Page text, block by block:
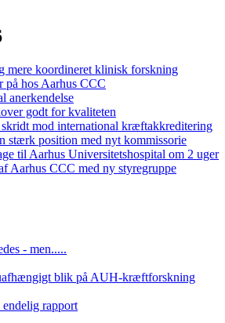
mere koordineret klinisk forskning
på hos Aarhus CCC
anerkendelse
godt for kvaliteten
mod international kræftakkreditering
stærk position med nyt kommissorie
til Aarhus Universitetshospital om 2 uger
Aarhus CCC med ny styregruppe
- men.....
blik på AUH-kræftforskning
rapport